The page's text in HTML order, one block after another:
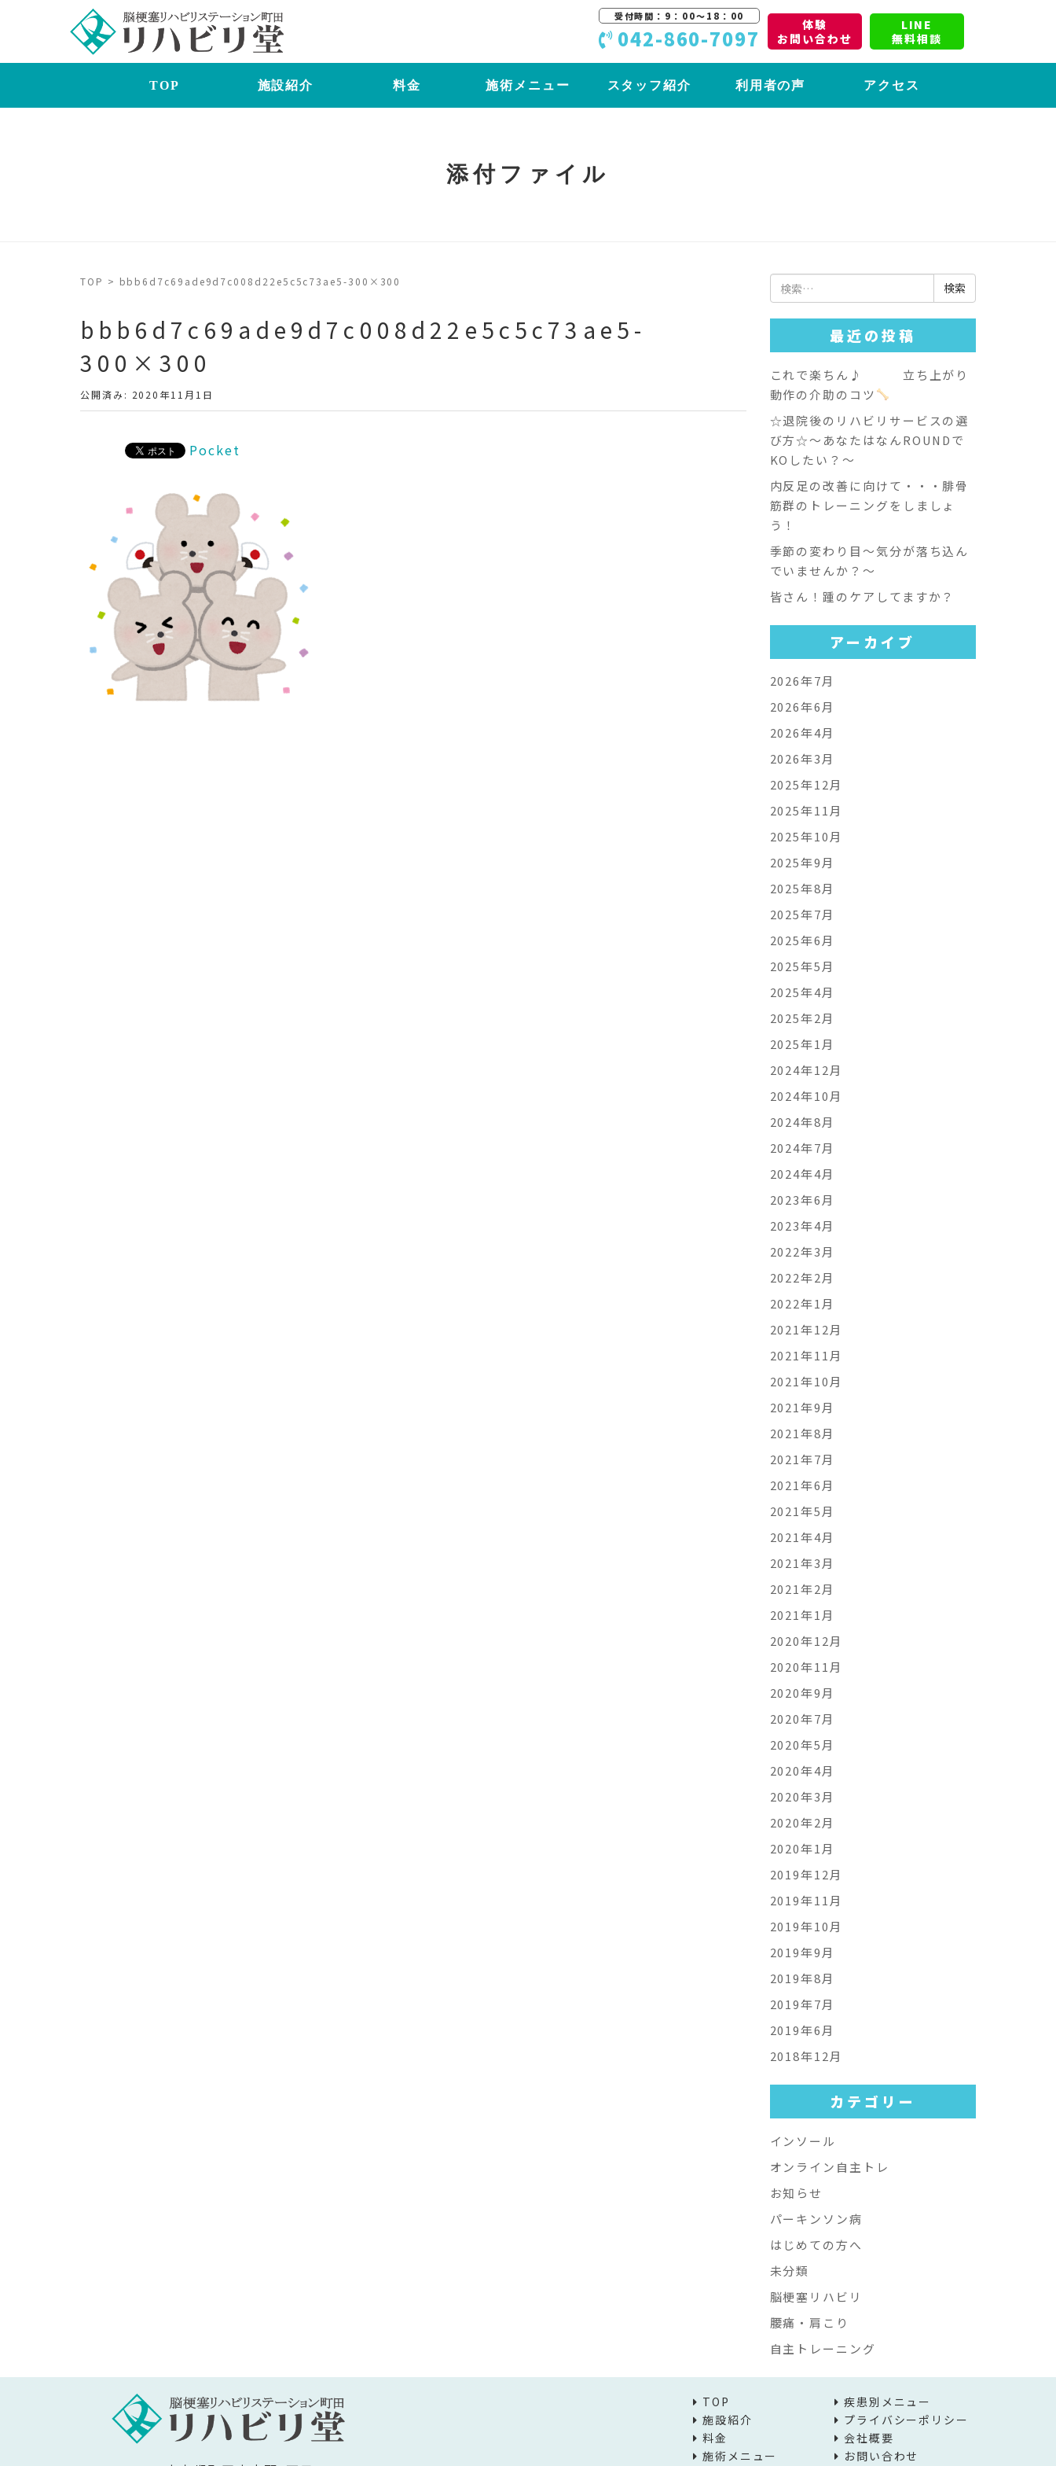
受付時間：9：00〜18：00
042-860-7097
体験
お問い合わせ
LINE
無料相談
TOP 施設紹介 料金 施術メニュー スタッフ紹介 利用者の声 アクセス
添付ファイル
TOP > bbb6d7c69ade9d7c008d22e5c5c73ae5-300×300
bbb6d7c69ade9d7c008d22e5c5c73ae5-
300×300
公開済み: 2020年11月1日
Pocket
検
索:
最近の投稿
これで楽ちん♪ 立ち上がり
動作の介助のコツ
☆退院後のリハビリサービスの選
び方☆～あなたはなんROUNDで
KOしたい？～
内反足の改善に向けて・・・腓骨
筋群のトレーニングをしましょ
う！
季節の変わり目～気分が落ち込ん
でいませんか？～
皆さん！踵のケアしてますか？
アーカイブ
2026年7月
2026年6月
2026年4月
2026年3月
2025年12月
2025年11月
2025年10月
2025年9月
2025年8月
2025年7月
2025年6月
2025年5月
2025年4月
2025年2月
2025年1月
2024年12月
2024年10月
2024年8月
2024年7月
2024年4月
2023年6月
2023年4月
2022年3月
2022年2月
2022年1月
2021年12月
2021年11月
2021年10月
2021年9月
2021年8月
2021年7月
2021年6月
2021年5月
2021年4月
2021年3月
2021年2月
2021年1月
2020年12月
2020年11月
2020年9月
2020年7月
2020年5月
2020年4月
2020年3月
2020年2月
2020年1月
2019年12月
2019年11月
2019年10月
2019年9月
2019年8月
2019年7月
2019年6月
2018年12月
カテゴリー
インソール
オンライン自主トレ
お知らせ
パーキンソン病
はじめての方へ
未分類
脳梗塞リハビリ
腰痛・肩こり
自主トレーニング
TOP
施設紹介
料金
施術メニュー
疾患別メニュー
プライバシーポリシー
会社概要
お問い合わせ